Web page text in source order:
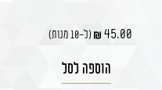
45.00 (ל-10 מנות)
הוספה לסל